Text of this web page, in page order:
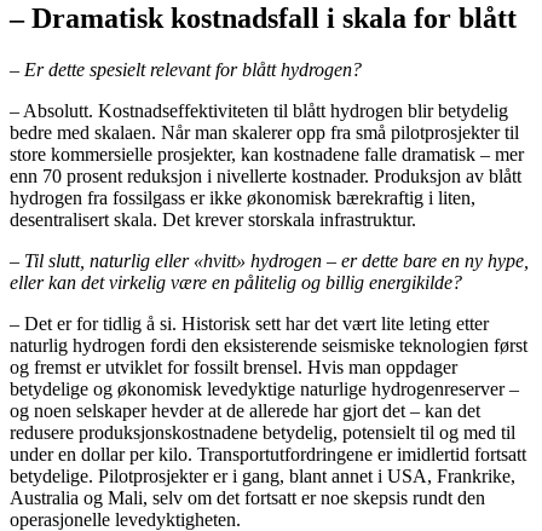
– Dramatisk kostnadsfall i skala for blått
– Er dette spesielt relevant for blått hydrogen?
– Absolutt. Kostnadseffektiviteten til blått hydrogen blir betydelig
bedre med skalaen. Når man skalerer opp fra små pilotprosjekter til
store kommersielle prosjekter, kan kostnadene falle dramatisk – mer
enn 70 prosent reduksjon i nivellerte kostnader. Produksjon av blått
hydrogen fra fossilgass er ikke økonomisk bærekraftig i liten,
desentralisert skala. Det krever storskala infrastruktur.
– Til slutt, naturlig eller «hvitt» hydrogen – er dette bare en ny hype,
eller kan det virkelig være en pålitelig og billig energikilde?
– Det er for tidlig å si. Historisk sett har det vært lite leting etter
naturlig hydrogen fordi den eksisterende seismiske teknologien først
og fremst er utviklet for fossilt brensel. Hvis man oppdager
betydelige og økonomisk levedyktige naturlige hydrogenreserver –
og noen selskaper hevder at de allerede har gjort det – kan det
redusere produksjonskostnadene betydelig, potensielt til og med til
under en dollar per kilo. Transportutfordringene er imidlertid fortsatt
betydelige. Pilotprosjekter er i gang, blant annet i USA, Frankrike,
Australia og Mali, selv om det fortsatt er noe skepsis rundt den
operasjonelle levedyktigheten.